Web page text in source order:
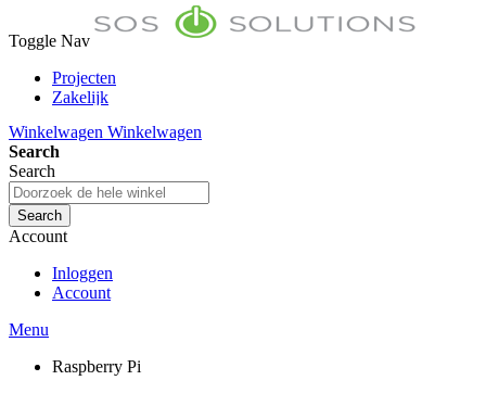
Toggle Nav
Projecten
Zakelijk
Toon prijzen Incl. BTW
Toon prijzen Excl. BTW
Winkelwagen Winkelwagen
Search
Search
Search
Account
Inloggen
Account
Menu
Raspberry Pi